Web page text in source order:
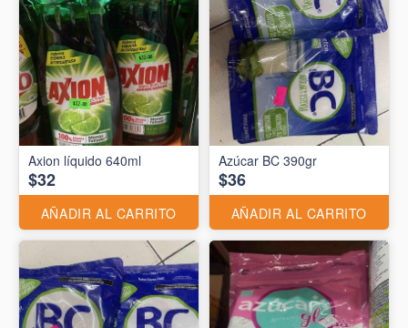
Axion líquido 640ml
$32
AÑADIR AL CARRITO
Azúcar BC 390gr
$36
AÑADIR AL CARRITO